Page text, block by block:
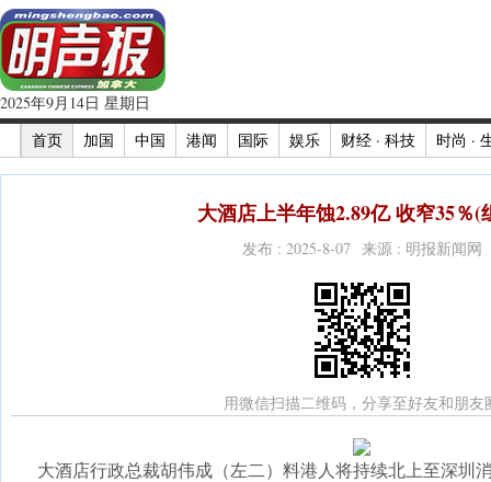
2025年9月14日 星期日
首页
加国 中国 港闻 国际 娱乐 财经 · 科技 时尚 ·
大酒店上半年蚀2.89亿 收窄35％(
发布 : 2025-8-07 来源 : 明报新闻网
用微信扫描二维码，分享至好友和朋友
大酒店行政总裁胡伟成（左二）料港人将持续北上至深圳